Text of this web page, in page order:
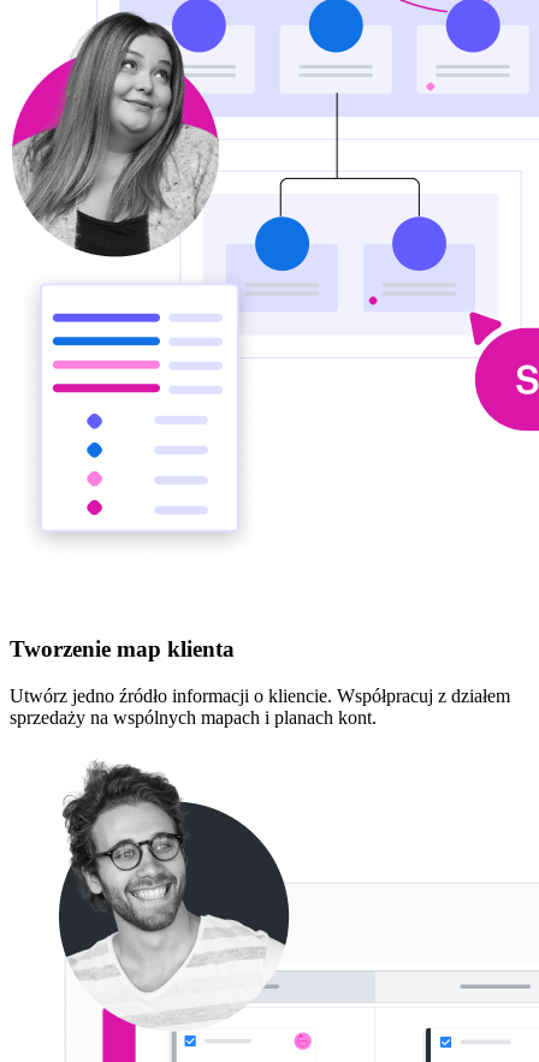
Tworzenie map klienta
Utwórz jedno źródło informacji o kliencie. Współpracuj z działem
sprzedaży na wspólnych mapach i planach kont.